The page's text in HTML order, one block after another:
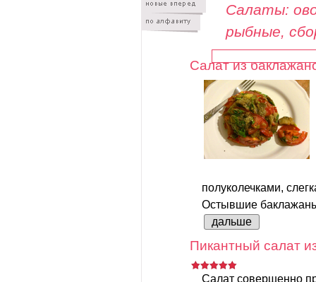
Салаты:
рыбные,
Салат из
полуколечками,
Остывшие
дальше
Пикантный салат
Салат совершенно